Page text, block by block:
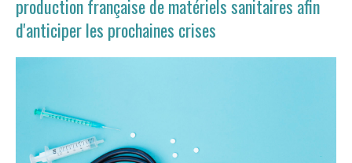
production française de matériels sanitaires afin
d'anticiper les prochaines crises